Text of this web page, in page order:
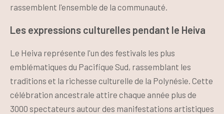
rassemblent l'ensemble de la communauté.
Les expressions culturelles pendant le Heiva
Le Heiva représente l'un des festivals les plus
emblématiques du Pacifique Sud, rassemblant les
traditions et la richesse culturelle de la Polynésie. Cette
célébration ancestrale attire chaque année plus de
3000 spectateurs autour des manifestations artistiques